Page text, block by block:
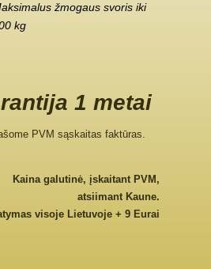
žmogaus svoris iki
kg
1 metai
PVM sąskaitas faktūras.
Kaina galutinė, įskaitant PVM,
atsiimant Kaune.
visoje Lietuvoje + 9 Eurai